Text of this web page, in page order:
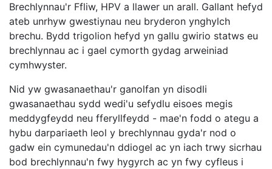
Brechlynnau'r Ffliw, HPV a llawer un arall. Gallant hefyd
ateb unrhyw gwestiynau neu bryderon ynghylch
brechu. Bydd trigolion hefyd yn gallu gwirio statws eu
brechlynnau ac i gael cymorth gydag arweiniad
cymhwyster.
Nid yw gwasanaethau'r ganolfan yn disodli
gwasanaethau sydd wedi'u sefydlu eisoes megis
meddygfeydd neu fferyllfeydd - mae'n fodd o ategu a
hybu darpariaeth leol y brechlynnau gyda'r nod o
gadw ein cymunedau'n ddiogel ac yn iach trwy sicrhau
bod brechlynnau'n fwy hygyrch ac yn fwy cyfleus i